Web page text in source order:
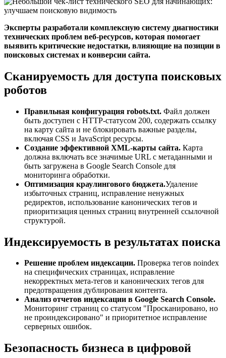
Эксперты разработали комплексную систему диагностики
технических проблем веб-ресурсов, которая помогает
выявить критические недостатки, влияющие на позиции в
поисковых системах и конверсии сайта.
Сканируемость для доступа поисковых
роботов
Правильная конфигурация robots.txt. Файл должен
быть доступен с HTTP-статусом 200, содержать ссылку
на карту сайта и не блокировать важные разделы,
включая CSS и JavaScript ресурсы.
Создание эффективной XML-карты сайта. Карта
должна включать все значимые URL с метаданными и
быть загружена в Google Search Console для
мониторинга обработки.
Оптимизация краулингового бюджета.Удаление
избыточных страниц, исправление ненужных
редиректов, использование канонических тегов и
приоритизация ценных страниц внутренней ссылочной
структурой.
Индексируемость в результатах поиска
Решение проблем индексации. Проверка тегов noindex
на специфических страницах, исправление
некорректных мета-тегов и канонических тегов для
предотвращения дублирования контента.
Анализ отчетов индексации в Google Search Console.
Мониторинг страниц со статусом "Просканировано, но
не проиндексировано" и приоритетное исправление
серверных ошибок.
Безопасность бизнеса в цифровой